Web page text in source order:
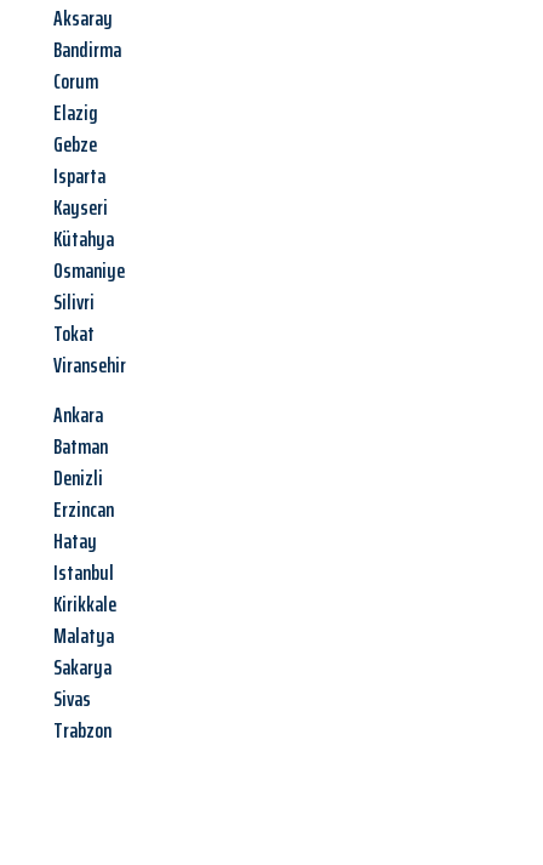
Aksaray
Bandirma
Corum
Elazig
Gebze
Isparta
Kayseri
Kütahya
Osmaniye
Silivri
Tokat
Viransehir
Ankara
Batman
Denizli
Erzincan
Hatay
Istanbul
Kirikkale
Malatya
Sakarya
Sivas
Trabzon